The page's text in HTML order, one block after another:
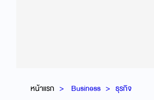
หน้าแรก Business ธุรกิจ